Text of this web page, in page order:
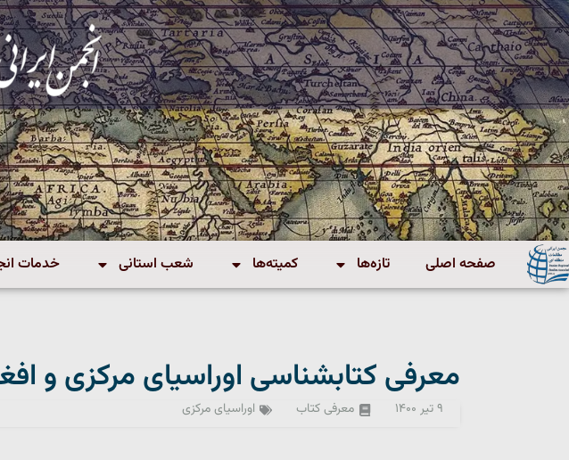
صفحه اصلی تازه‌ها کمیته‌ها شعب استانی خدمات
معرفی کتابشناسی اوراسیای مرکزی و
۹ تیر ۱۴۰۰ معرفی کتاب اوراسیای مرکزی